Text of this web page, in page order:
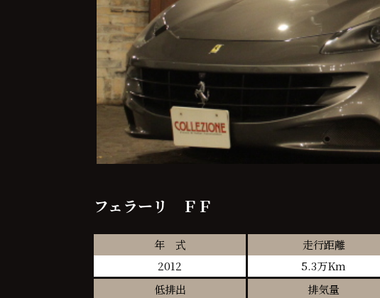
フェラーリ ＦＦ
年 式
2012
走行距離
5.3万Km
低排出
排気量